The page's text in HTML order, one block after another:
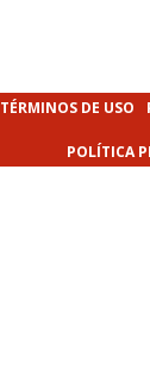
TÉRMINOS DE USO
POLÍTICA